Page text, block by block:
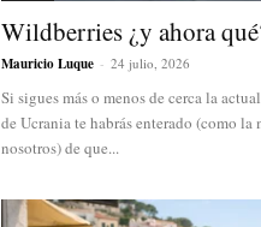
Wildberries ¿y ahora
Mauricio Luque - 24 julio, 2026
Si sigues más o menos de cerca la
de Ucrania te habrás enterado (como la
nosotros) de que...